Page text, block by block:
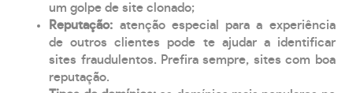
um golpe de site clonado;
Reputação: atenção especial para a experiência
de outros clientes pode te ajudar a identificar
sites fraudulentos. Prefira sempre, sites com boa
reputação.